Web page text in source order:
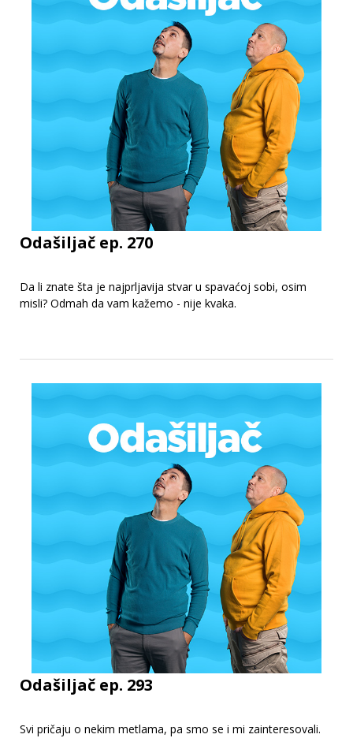
Odašiljač ep. 270
Da li znate šta je najprljavija stvar u spavaćoj sobi, osim
misli? Odmah da vam kažemo - nije kvaka.
Odašiljač ep. 293
Svi pričaju o nekim metlama, pa smo se i mi zainteresovali.